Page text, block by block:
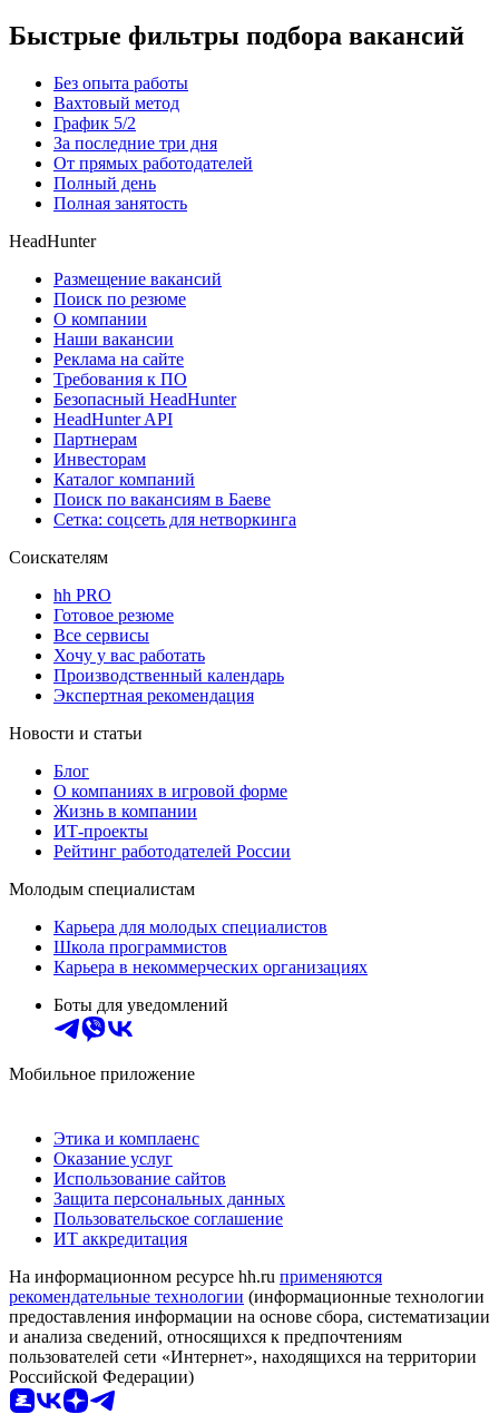
Быстрые фильтры подбора вакансий
Без опыта работы
Вахтовый метод
График 5/2
За последние три дня
От прямых работодателей
Полный день
Полная занятость
HeadHunter
Размещение вакансий
Поиск по резюме
О компании
Наши вакансии
Реклама на сайте
Требования к ПО
Безопасный HeadHunter
HeadHunter API
Партнерам
Инвесторам
Каталог компаний
Поиск по вакансиям в Баеве
Сетка: соцсеть для нетворкинга
Соискателям
hh PRO
Готовое резюме
Все сервисы
Хочу у вас работать
Производственный календарь
Экспертная рекомендация
Новости и статьи
Блог
О компаниях в игровой форме
Жизнь в компании
ИТ-проекты
Рейтинг работодателей России
Молодым специалистам
Карьера для молодых специалистов
Школа программистов
Карьера в некоммерческих организациях
Боты для уведомлений
Мобильное приложение
Этика и комплаенс
Оказание услуг
Использование сайтов
Защита персональных данных
Пользовательское соглашение
ИТ аккредитация
На информационном ресурсе hh.ru применяются
рекомендательные технологии (информационные технологии
предоставления информации на основе сбора, систематизации
и анализа сведений, относящихся к предпочтениям
пользователей сети «Интернет», находящихся на территории
Российской Федерации)